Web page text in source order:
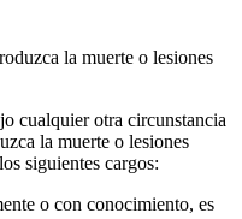
la muerte o lesiones
cualquier otra circunstancia
la muerte o lesiones
siguientes cargos:
o con conocimiento, es